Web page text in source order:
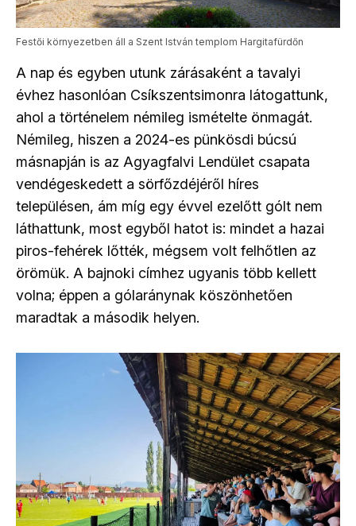
Festői környezetben áll a Szent István templom Hargitafürdőn
A nap és egyben utunk zárásaként a tavalyi
évhez hasonlóan Csíkszentsimonra látogattunk,
ahol a történelem némileg ismételte önmagát.
Némileg, hiszen a 2024-es pünkösdi búcsú
másnapján is az Agyagfalvi Lendület csapata
vendégeskedett a sörfőzdéjéről híres
településen, ám míg egy évvel ezelőtt gólt nem
láthattunk, most egyből hatot is: mindet a hazai
piros-fehérek lőtték, mégsem volt felhőtlen az
örömük. A bajnoki címhez ugyanis több kellett
volna; éppen a gólaránynak köszönhetően
maradtak a második helyen.